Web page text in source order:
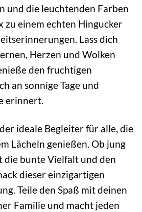
und die leuchtenden Farben
zu einem echten Hingucker
Lass dich
Herzen und Wolken
den fruchtigen
an sonnige Tage und
erinnert.
ideale Begleiter für alle, die
Lächeln genießen. Ob jung
die bunte Vielfalt und den
dieser einzigartigen
Teile den Spaß mit deinen
Familie und macht jeden